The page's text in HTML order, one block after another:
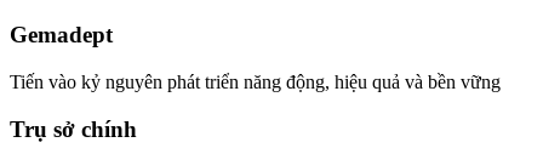
Gemadept
Tiến vào kỷ nguyên phát triển năng động, hiệu quả và bền vững
Trụ sở chính